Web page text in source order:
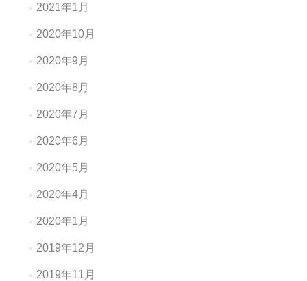
2021年1月
2020年10月
2020年9月
2020年8月
2020年7月
2020年6月
2020年5月
2020年4月
2020年1月
2019年12月
2019年11月